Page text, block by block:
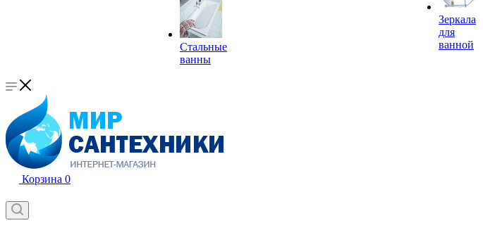
Стальные
ванны
Зеркала
для
ванной
Корзина 0